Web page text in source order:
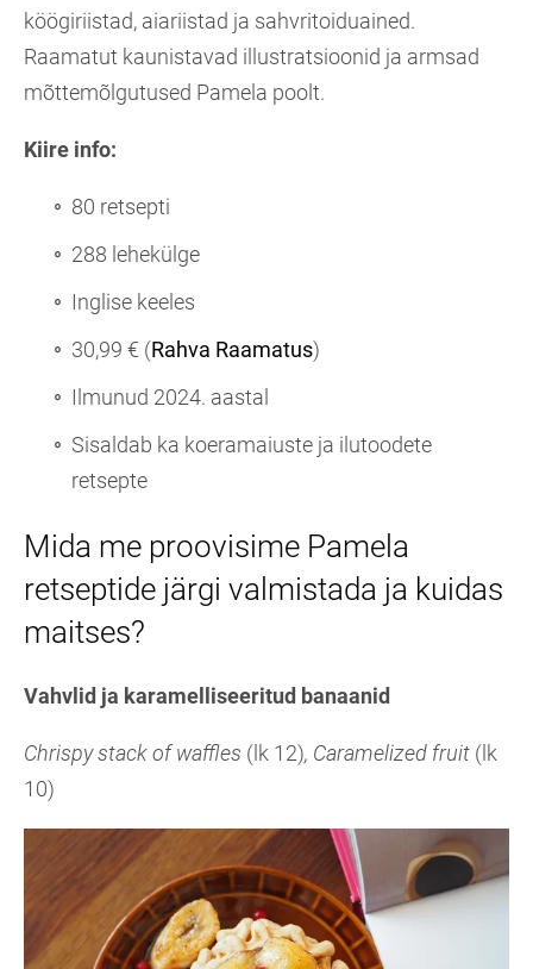
köögiriistad, aiariistad ja sahvritoiduained.
Raamatut kaunistavad illustratsioonid ja armsad
mõttemõlgutused Pamela poolt.
Kiire info:
80 retsepti
288 lehekülge
Inglise keeles
30,99 € (Rahva Raamatus)
Ilmunud 2024. aastal
Sisaldab ka koeramaiuste ja ilutoodete
retsepte
Mida me proovisime Pamela
retseptide järgi valmistada ja kuidas
maitses?
Vahvlid ja karamelliseeritud banaanid
Chrispy stack of waffles (lk 12), Caramelized fruit (lk
10)